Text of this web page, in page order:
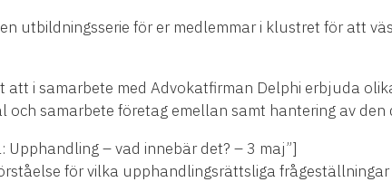
utbildningsserie för er medlemmar i klustret för att
i samarbete med Advokatfirman Delphi erbjuda
samarbete företag emellan samt hantering av den
– vad innebär det? – 3 maj”]
för vilka upphandlingsrättsliga